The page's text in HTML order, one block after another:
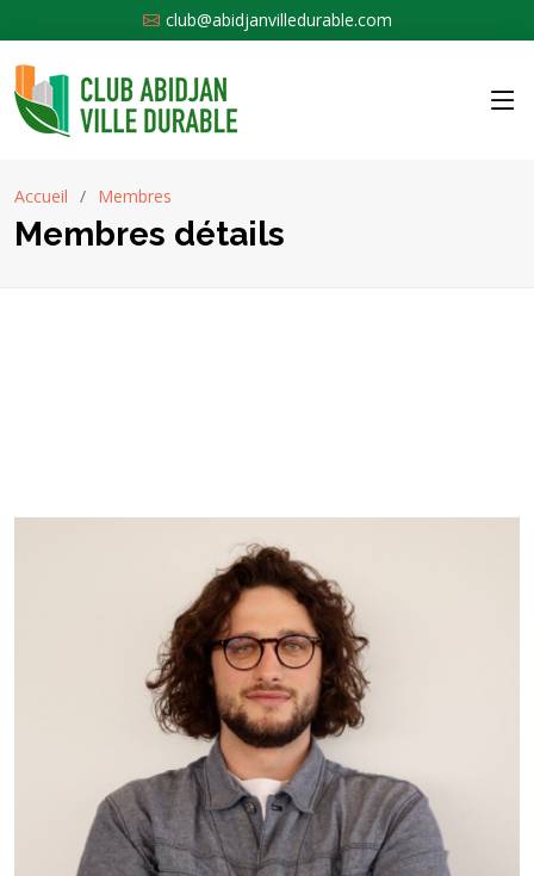
club@abidjanvilledurable.com
Accueil Membres
Membres détails